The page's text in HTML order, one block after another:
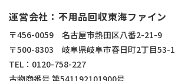
運営会社：不用品回収東海ファイン
〒456-0059 名古屋市熱田区八番2-21-9
〒500-8303 岐阜県岐阜市春日町2丁目53-1
TEL：0120-758-227